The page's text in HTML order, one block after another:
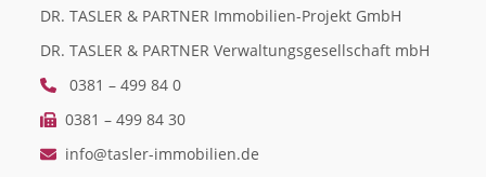
DR. TASLER & PARTNER Immobilien-Projekt GmbH
DR. TASLER & PARTNER Verwaltungsgesellschaft mbH
0381 – 499 84 0
0381 – 499 84 30
info@tasler-immobilien.de